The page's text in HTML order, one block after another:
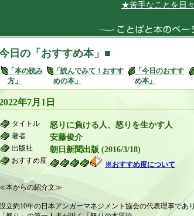
★苦手なことを日々、克
日の「おすすめ本」■
「本の読み
方」
「読んでみて！おすす
めの本」
「今日のおすす
め本」
年7月1日
タイトル 怒りに負ける人、怒りを生かす人
著者 安藤俊介
出版社 朝日新聞出版 (2016/3/18)
おすすめ度 ※おすすめ度について
≪本からの紹介文≫
立約10年の日本アンガーマネジメント協会の代表理事であり